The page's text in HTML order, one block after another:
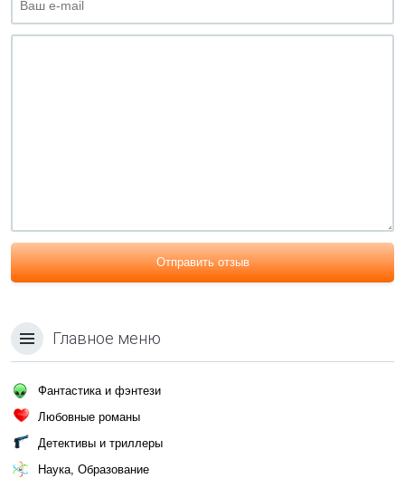
Отправить отзыв
Главное меню
Фантастика и фэнтези
Любовные романы
Детективы и триллеры
Наука, Образование